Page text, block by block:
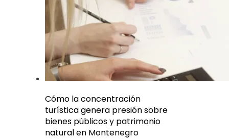
Cómo la concentración
turística genera presión sobre
bienes públicos y patrimonio
natural en Montenegro